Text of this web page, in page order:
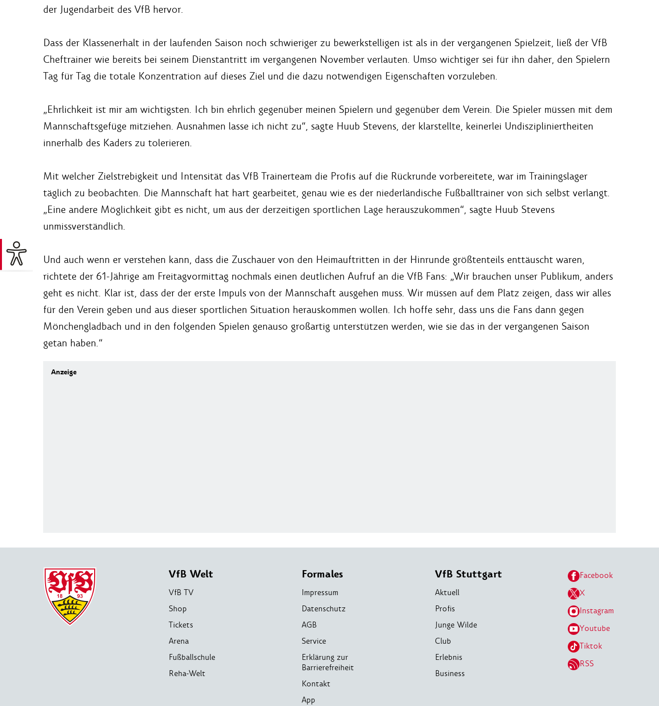
der Jugendarbeit des VfB hervor.
Dass der Klassenerhalt in der laufenden Saison noch schwieriger zu bewerkstelligen ist als in der vergangenen Spielzeit, ließ der VfB
Cheftrainer wie bereits bei seinem Dienstantritt im vergangenen November verlauten. Umso wichtiger sei für ihn daher, den Spielern
Tag für Tag die totale Konzentration auf dieses Ziel und die dazu notwendigen Eigenschaften vorzuleben.
„Ehrlichkeit ist mir am wichtigsten. Ich bin ehrlich gegenüber meinen Spielern und gegenüber dem Verein. Die Spieler müssen mit dem
Mannschaftsgefüge mitziehen. Ausnahmen lasse ich nicht zu“, sagte Huub Stevens, der klarstellte, keinerlei Undiszipliniertheiten
innerhalb des Kaders zu tolerieren.
Mit welcher Zielstrebigkeit und Intensität das VfB Trainerteam die Profis auf die Rückrunde vorbereitete, war im Trainingslager
täglich zu beobachten. Die Mannschaft hat hart gearbeitet, genau wie es der niederländische Fußballtrainer von sich selbst verlangt.
„Eine andere Möglichkeit gibt es nicht, um aus der derzeitigen sportlichen Lage herauszukommen“, sagte Huub Stevens
unmissverständlich.
Und auch wenn er verstehen kann, dass die Zuschauer von den Heimauftritten in der Hinrunde größtenteils enttäuscht waren,
richtete der 61-Jährige am Freitagvormittag nochmals einen deutlichen Aufruf an die VfB Fans: „Wir brauchen unser Publikum, anders
geht es nicht. Klar ist, dass der der erste Impuls von der Mannschaft ausgehen muss. Wir müssen auf dem Platz zeigen, dass wir alles
für den Verein geben und aus dieser sportlichen Situation herauskommen wollen. Ich hoffe sehr, dass uns die Fans dann gegen
Mönchengladbach und in den folgenden Spielen genauso großartig unterstützen werden, wie sie das in der vergangenen Saison
getan haben.“
VfB Welt
VfB TV
Shop
Tickets
Arena
Fußballschule
Reha-Welt
Formales
Impressum
Datenschutz
AGB
Service
Erklärung zur
Barrierefreiheit
Kontakt
App
VfB Stuttgart
Aktuell
Profis
Junge Wilde
Club
Erlebnis
Business
Facebook
X
Instagram
Youtube
Tiktok
RSS